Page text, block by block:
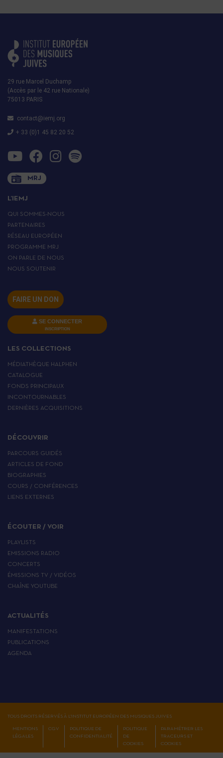
29 rue Marcel Duchamp
(Accès par le 42 rue Nationale)
75013 PARIS
contact@iemj.org
+ 33 (0)1 45 82 20 52
MRJ
L’IEMJ
QUI SOMMES-NOUS
PARTENAIRES
RÉSEAU EUROPÉEN
PROGRAMME MRJ
ON PARLE DE NOUS
NOUS SOUTENIR
FAIRE UN DON
SE CONNECTER
INSCRIPTION
LES COLLECTIONS
MÉDIATHÈQUE HALPHEN
CATALOGUE
FONDS PRINCIPAUX
INCONTOURNABLES
DERNIÈRES ACQUISITIONS
DÉCOUVRIR
PARCOURS GUIDÉS
ARTICLES DE FOND
BIOGRAPHIES
COURS / CONFÉRENCES
LIENS EXTERNES
ÉCOUTER / VOIR
PLAYLISTS
EMISSIONS RADIO
CONCERTS
ÉMISSIONS TV / VIDÉOS
CHAÎNE YOUTUBE
ACTUALITÉS
MANIFESTATIONS
PUBLICATIONS
AGENDA
TOUS DROITS RÉSERVÉS À L'INSTITUT EUROPÉEN DES MUSIQUES JUIVES
MENTIONS
LÉGALES
CGV
POLITIQUE DE
CONFIDENTIALITÉ
POLITIQUE
DE
COOKIES
PARAMÉTRER LES
TRACEURS ET
COOKIES